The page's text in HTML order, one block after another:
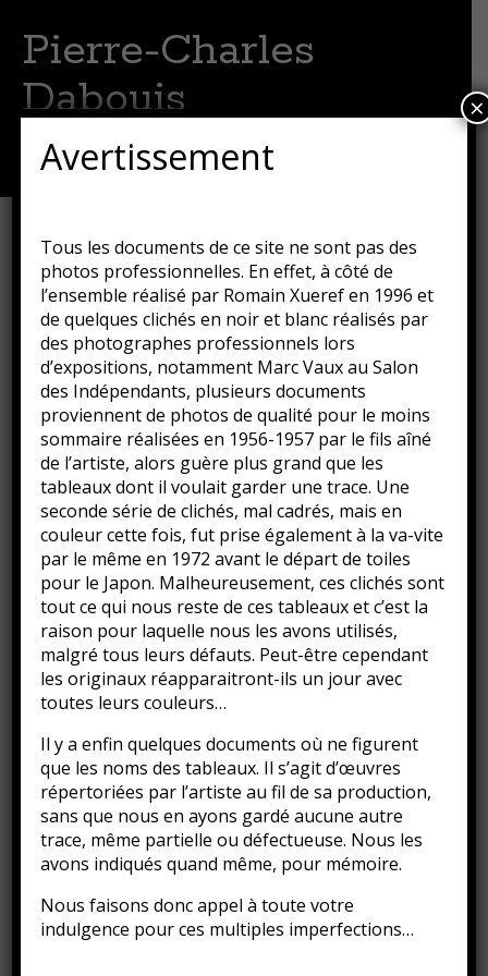
Pierre-Charles
Dabouis
Menu
principal
Port-Haliguen
Publié le16 août 2018 parGuillaume
Port-Haliguen, 1962
Huile sur toile
54 x 81 cm
Expositions : Salon des Indépendants, Paris, 1963
Galerie Matsuya, Tokyo, 1973
Avertissement
Tous les documents de ce site ne sont pas des
photos professionnelles. En effet, à côté de
l’ensemble réalisé par Romain Xueref en 1996 et
de quelques clichés en noir et blanc réalisés par
des photographes professionnels lors
d’expositions, notamment Marc Vaux au Salon
des Indépendants, plusieurs documents
proviennent de photos de qualité pour le moins
sommaire réalisées en 1956-1957 par le fils aîné
de l’artiste, alors guère plus grand que les
tableaux dont il voulait garder une trace. Une
seconde série de clichés, mal cadrés, mais en
couleur cette fois, fut prise également à la va-vite
par le même en 1972 avant le départ de toiles
pour le Japon. Malheureusement, ces clichés sont
tout ce qui nous reste de ces tableaux et c’est la
raison pour laquelle nous les avons utilisés,
malgré tous leurs défauts. Peut-être cependant
les originaux réapparaitront-ils un jour avec
toutes leurs couleurs…
Il y a enfin quelques documents où ne figurent
que les noms des tableaux. Il s’agit d’œuvres
répertoriées par l’artiste au fil de sa production,
sans que nous en ayons gardé aucune autre
trace, même partielle ou défectueuse. Nous les
avons indiqués quand même, pour mémoire.
Nous faisons donc appel à toute votre
indulgence pour ces multiples imperfections…
×